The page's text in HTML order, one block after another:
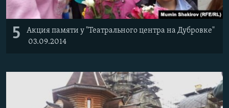
5
Акция памяти у "Театрального центра на Дубровке"
03.09.2014